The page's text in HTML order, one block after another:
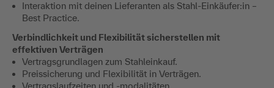
Interaktion mit deinen Lieferanten als Stahl-Einkäufer:in –
Best Practice.
Verbindlichkeit und Flexibilität sicherstellen mit
effektiven Verträgen
Vertragsgrundlagen zum Stahleinkauf.
Preissicherung und Flexibilität in Verträgen.